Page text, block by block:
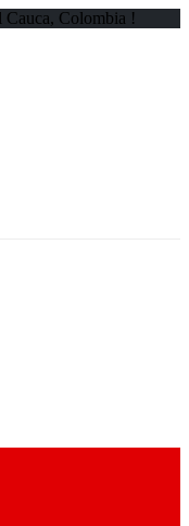
Colombia !